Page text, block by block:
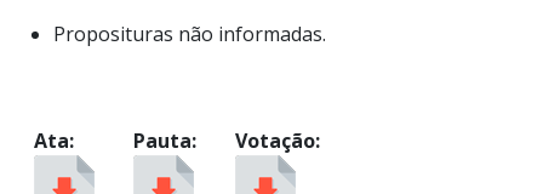
Proposituras não informadas.
Ata: Pauta: Votação: